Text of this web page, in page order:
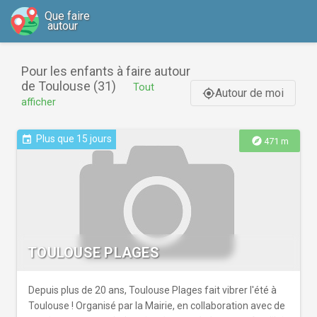
Que faire
autour
Pour les enfants à faire autour
de Toulouse (31)
Tout
afficher
gps_fixedAutour de moi
explore 471 m
event Plus que 15 jours
TOULOUSE PLAGES
Depuis plus de 20 ans, Toulouse Plages fait vibrer l'été à
Toulouse ! Organisé par la Mairie, en collaboration avec de